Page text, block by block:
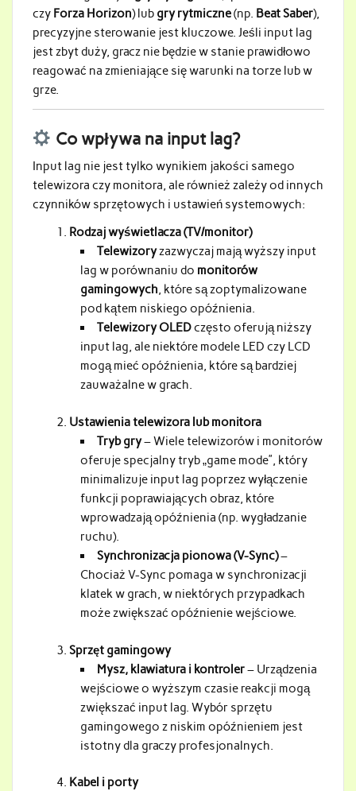
czy Forza Horizon) lub gry rytmiczne(np. Beat Saber),
precyzyjne sterowanie jest kluczowe. Jeśli input lag
jest zbyt duży, gracz nie będzie w stanie prawidłowo
reagować na zmieniające się warunki na torze lub w
grze.
Co wpływa na input lag?
Input lag nie jest tylko wynikiem jakości samego
telewizora czy monitora, ale również zależy od innych
czynników sprzętowych i ustawień systemowych:
Rodzaj wyświetlacza (TV/monitor)
Telewizoryzazwyczaj mają wyższy input
lag w porównaniu do monitorów
gamingowych, które są zoptymalizowane
pod kątem niskiego opóźnienia.
Telewizory OLEDczęsto oferują niższy
input lag, ale niektóre modele LED czy LCD
mogą mieć opóźnienia, które są bardziej
zauważalne w grach.
Ustawienia telewizora lub monitora
Tryb gry– Wiele telewizorów i monitorów
oferuje specjalny tryb „game mode”, który
minimalizuje input lag poprzez wyłączenie
funkcji poprawiających obraz, które
wprowadzają opóźnienia (np. wygładzanie
ruchu).
Synchronizacja pionowa (V-Sync)–
Chociaż V-Sync pomaga w synchronizacji
klatek w grach, w niektórych przypadkach
może zwiększać opóźnienie wejściowe.
Sprzęt gamingowy
Mysz, klawiatura i kontroler– Urządzenia
wejściowe o wyższym czasie reakcji mogą
zwiększać input lag. Wybór sprzętu
gamingowego z niskim opóźnieniem jest
istotny dla graczy profesjonalnych.
Kabel i porty